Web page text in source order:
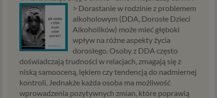
> Dorastanie w rodzinie z problemem
alkoholowym (DDA, Dorosłe Dzieci
Alkoholików) może mieć głęboki
wpływ na różne aspekty życia
dorosłego. Osoby z DDA często
doświadczają trudności w relacjach, zmagają się z
niską samooceną, lękiem czy tendencją do nadmiernej
kontroli. Jednakże każda osoba ma możliwość
wprowadzenia pozytywnych zmian, które poprawią
koniecznym do prowadzenia serwisu i marketingowym.
Jeśli interesuje cię dokładna lista Zaufanych Partnerow,
skontaktuj się z nami.
Twoje uprawnienia
Zgodnie z RODO przysługują Ci następujące uprawnienia
wobec Twoich danych i ich przetwarzania przez nas i
Zaufanych Partnerów.